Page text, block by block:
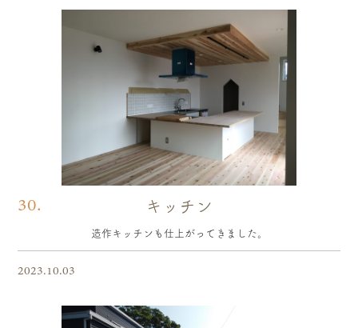
30. キッチン
造作キッチンも仕上がってきました。
2023.10.03